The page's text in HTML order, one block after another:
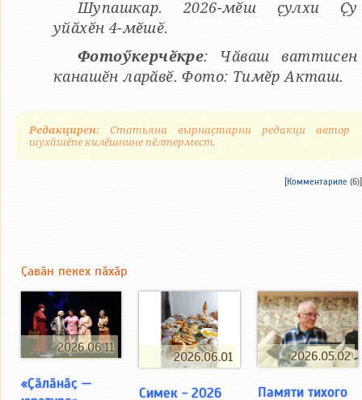
Шупашкар. 2026-мӗш ҫулхи Ҫу
уйӑхӗн 4-мӗшӗ.
Фотоӳкерчӗкре: Чӑваш ваттисен
канашӗн ларӑвӗ. Фото: Тимӗр Акташ.
Редакцирен: Статьяна вырнаҫтарни редакци автор
шухӑшӗпе килӗшнине пӗлтермест.
[Комментариле (6)]
Ҫавӑн пекех пӑхӑр
2026.06.11
«Ҫӑлӑнӑҫ —
2026.06.01
Симек - 2026
2026.05.02
Памяти тихого